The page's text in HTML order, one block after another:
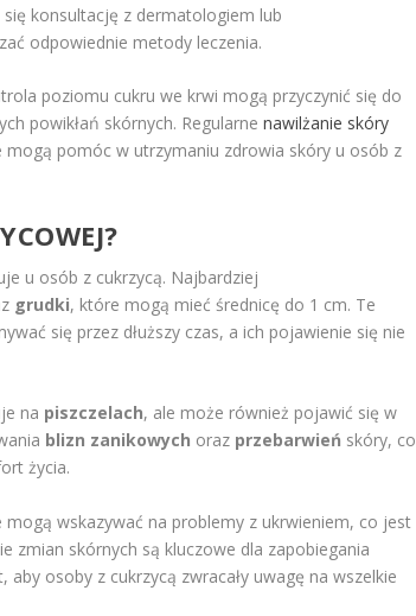
konsultację z dermatologiem lub
odpowiednie metody leczenia.
poziomu cukru we krwi mogą przyczynić się do
powikłań skórnych. Regularnenawilżanie skóry
mogą pomóc w utrzymaniu zdrowia skóry u osób z
u osób z cukrzycą. Najbardziej
grudki, które mogą mieć średnicę do 1 cm. Te
się przez dłuższy czas, a ich pojawienie się nie
na piszczelach, ale może również pojawić się w
blizn zanikowych oraz przebarwień skóry, co
życia.
wskazywać na problemy z ukrwieniem, co jest
zmian skórnych są kluczowe dla zapobiegania
osoby z cukrzycą zwracały uwagę na wszelkie